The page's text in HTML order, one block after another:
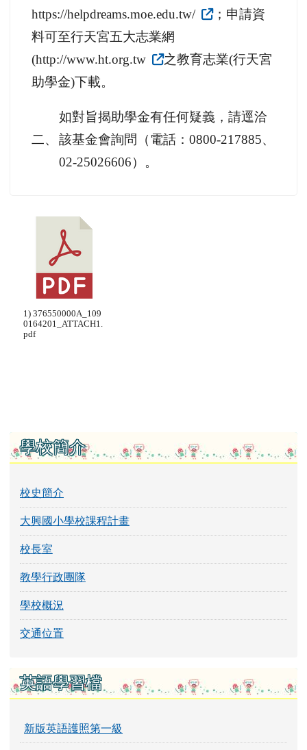
https://helpdreams.moe.edu.tw/
；申請資
料可至行天宮五大志業網
(http://www.ht.org.tw
之教育志業(行天宮
助學金)下載。
二、
如對旨揭助學金有任何疑義，請逕洽
該基金會詢問（電話：0800-217885、
02-25026606）。
1) 376550000A_109
0164201_ATTACH1.
pdf
左邊區域內容
學校簡介
校史簡介
大興國小學校課程計畫
校長室
教學行政團隊
學校概況
交通位置
英語學習檔
新版英語護照第一級